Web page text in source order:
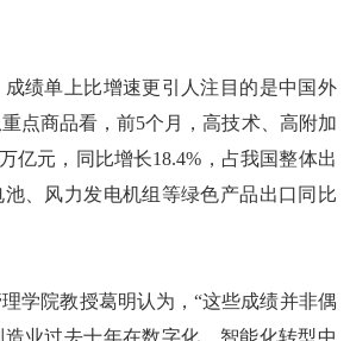
单上比增速更引人注目的是中国外
点商品看，前5个月，高技术、高附加
亿元，同比增长18.4%，占我国整体出
、风力发电机组等绿色产品出口同比
院教授葛明认为，“这些成绩并非偶
业过去十年在数字化、智能化转型中